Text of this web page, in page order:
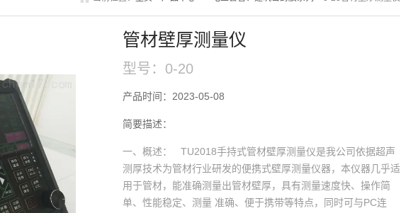
管材壁厚测量仪
型号：0-20
产品时间：2023-05-08
简要描述：
一、概述： TU2018手持式管材壁厚测量仪是我公司依据超声
测厚技术为管材行业研发的便携式壁厚测量仪器，本仪器几乎适
用于管材，能准确测量出管材壁厚，具有测量速度快、操作简
单、性能稳定、测量 准确、便于携带等特点，同时可与PC连